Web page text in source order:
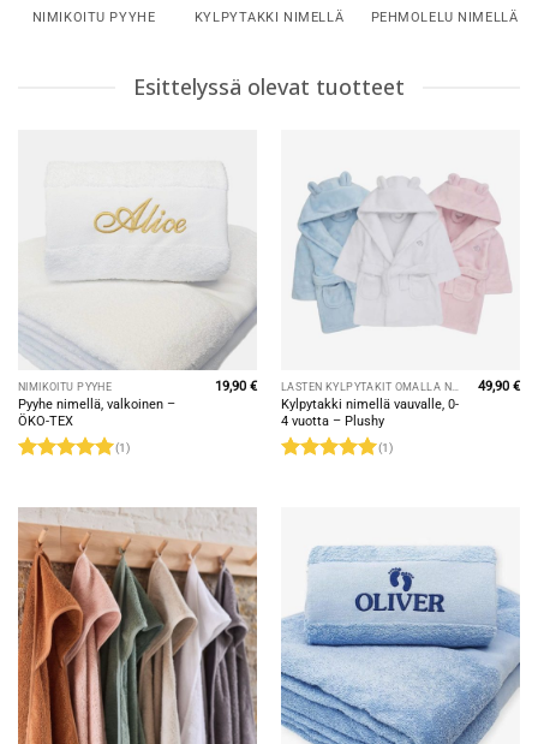
NIMIKOITU PYYHE KYLPYTAKKI NIMELLÄ PEHMOLELU NIMELLÄ
Esittelyssä olevat tuotteet
NIMIKOITU PYYHE
Pyyhe nimellä, valkoinen –
ÖKO-TEX
/ 5
(1)
19,90€
Kylpytakki nimellä vauvalle, 0-
4 vuotta – Plushy
(1)
49,90€